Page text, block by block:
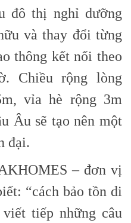
đô thị nghỉ dưỡng
và thay đổi từng
thông kết nối theo
Chiều rộng lòng
vỉa hè rộng 3m
Âu sẽ tạo nên một
đại.
– đơn vị
“cách bảo tồn di
tiếp những câu